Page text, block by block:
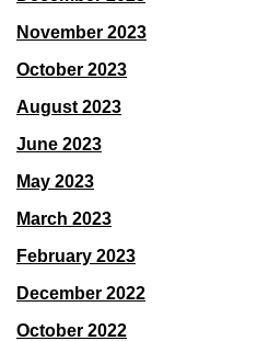
November 2023
October 2023
August 2023
June 2023
May 2023
March 2023
February 2023
December 2022
October 2022